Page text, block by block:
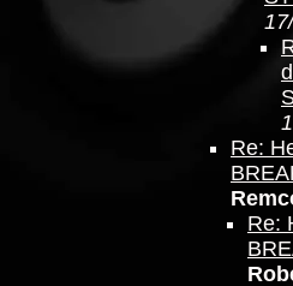
Re:
Re: